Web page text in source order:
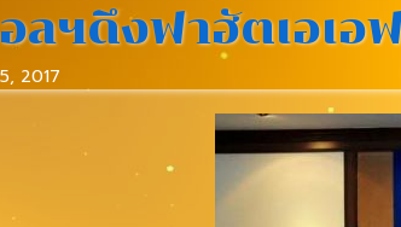
ลฯดึงฟาฮัตเอเอ
2017